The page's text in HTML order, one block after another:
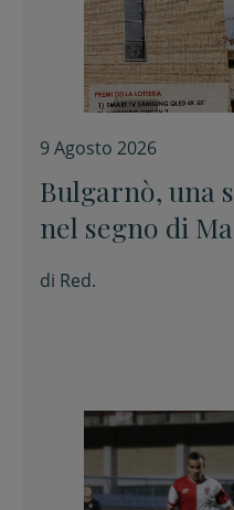
9 Agosto 2026
Bulgarnò, una
nel segno di
di Red.